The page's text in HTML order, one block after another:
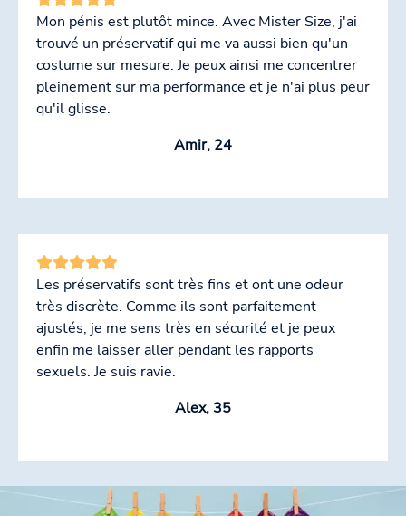
Mon pénis est plutôt mince. Avec Mister Size, j'ai
trouvé un préservatif qui me va aussi bien qu'un
costume sur mesure. Je peux ainsi me concentrer
pleinement sur ma performance et je n'ai plus peur
qu'il glisse.
Amir, 24
Les préservatifs sont très fins et ont une odeur
très discrète. Comme ils sont parfaitement
ajustés, je me sens très en sécurité et je peux
enfin me laisser aller pendant les rapports
sexuels. Je suis ravie.
Alex, 35